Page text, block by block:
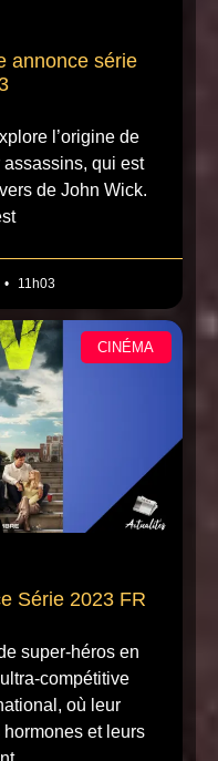
annonce série
l’origine de
assassins, qui est
de John Wick.
11h03
CINÉMA
Série 2023 FR
super-héros en
compétitive
où leur
et leurs